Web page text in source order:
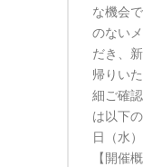
な機会
のない
だき、
帰りい
細ご確
は以下
日（水
【開催